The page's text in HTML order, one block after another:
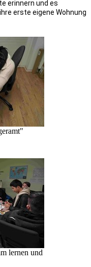
erinnern und es
erste eigene Wohnung
lernen und